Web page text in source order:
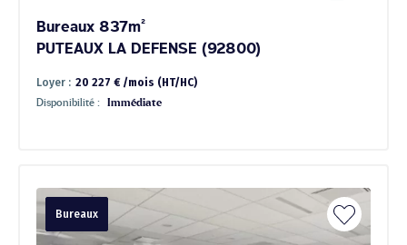
Bureaux 837m²
PUTEAUX LA DEFENSE (92800)
Loyer : 20 227 € /mois (HT/HC)
Disponibilité : Immédiate
Bureaux